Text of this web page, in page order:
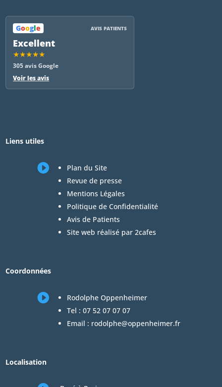
Google AVIS PATIENTS
Excellent
★★★★★
305 avis Google
Voir les avis
Liens utiles

Plan du Site
Revue de presse
Mentions Légales
Politique de Confidentialité
Avis de Patients
Site web réalisé par 2cafes
Coordonnées

Rodolphe Oppenheimer
Tel : 07 52 07 07 07
Email : rodolphe@oppenheimer.fr
Localisation